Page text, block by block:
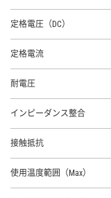
定格電圧（DC）
定格電流
耐電圧
インピーダンス整合
接触抵抗
使用温度範囲（Max）